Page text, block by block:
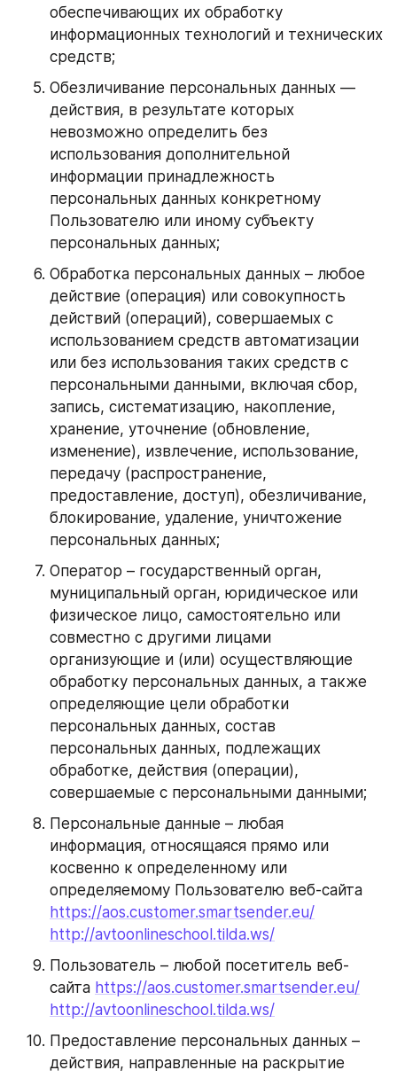
обеспечивающих их обработку
информационных технологий и технических
средств;
Обезличивание персональных данных —
действия, в результате которых
невозможно определить без
использования дополнительной
информации принадлежность
персональных данных конкретному
Пользователю или иному субъекту
персональных данных;
Обработка персональных данных – любое
действие (операция) или совокупность
действий (операций), совершаемых с
использованием средств автоматизации
или без использования таких средств с
персональными данными, включая сбор,
запись, систематизацию, накопление,
хранение, уточнение (обновление,
изменение), извлечение, использование,
передачу (распространение,
предоставление, доступ), обезличивание,
блокирование, удаление, уничтожение
персональных данных;
Оператор – государственный орган,
муниципальный орган, юридическое или
физическое лицо, самостоятельно или
совместно с другими лицами
организующие и (или) осуществляющие
обработку персональных данных, а также
определяющие цели обработки
персональных данных, состав
персональных данных, подлежащих
обработке, действия (операции),
совершаемые с персональными данными;
Персональные данные – любая
информация, относящаяся прямо или
косвенно к определенному или
https://aos.customer.smartsender.eu/
http://avtoonlineschool.tilda.ws/
Пользователь – любой посетитель веб-
сайта https://aos.customer.smartsender.eu/
http://avtoonlineschool.tilda.ws/
Предоставление персональных данных –
действия, направленные на раскрытие